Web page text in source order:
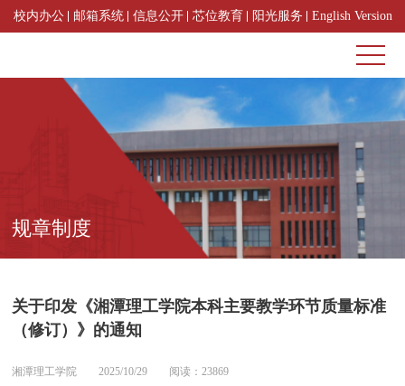
校内办公 邮箱系统 信息公开 芯位教育 阳光服务 English Version
规章制度
关于印发《湘潭理工学院本科主要教学环节质量标准
（修订）》的通知
湘潭理工学院 2025/10/29 阅读：23869